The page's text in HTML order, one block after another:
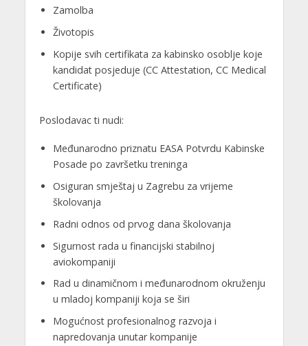
Zamolba
Životopis
Kopije svih certifikata za kabinsko osoblje koje
kandidat posjeduje (CC Attestation, CC Medical
Certificate)
Poslodavac ti nudi:
Međunarodno priznatu EASA Potvrdu Kabinske
Posade po završetku treninga
Osiguran smještaj u Zagrebu za vrijeme
školovanja
Radni odnos od prvog dana školovanja
Sigurnost rada u financijski stabilnoj
aviokompaniji
Rad u dinamičnom i međunarodnom okruženju
u mladoj kompaniji koja se širi
Mogućnost profesionalnog razvoja i
napredovanja unutar kompanije